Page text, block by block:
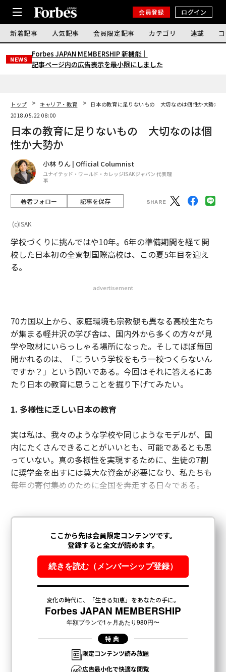
会員登録 ログイン
新着記事 人気記事 会員限定記事 カテゴリ 連載
NEWS
Forbes JAPAN MEMBERSHIP 新機能｜
記事ページ内の広告表示を最小限にしました
トップ キャリア・教育
日本の教育に足りないもの 大切なのは個性か大勢か
2018.05.22 08:00
日本の教育に足りないもの 大切なのは個
性か大勢か
小林 りん | Official Columnist
ユナイテッド・ワールド・カレッジISAKジャパン 代表理
事
著者フォロー 記事を保存
(c)ISAK
学校づくりに挑んではや10年。6年の準備期間を経て開
校した日本初の全寮制国際高校は、この夏5年目を迎え
る。
advertisement
70カ国以上から、家庭環境も宗教観も異なる高校生たち
が集まる軽井沢の学び舎は、国内外から多くの方々が見
学や取材にいらっしゃる場所になった。そしてほぼ毎回
聞かれるのは、「こういう学校をもう一校つくらないん
ですか？」という問いである。今回はそれに答えるにあ
たり日本の教育に思うことを掘り下げてみたい。
1. 多様性に乏しい日本の教育
実は私は、我々のような学校や同じようなモデルが、国
内にたくさんできることがいいとも、可能であるとも思
っていない。真の多様性を実現するために、生徒の7割
に奨学金を出すには莫大な資金が必要になり、私たちも
毎年の寄付集めのために全国を奔走する日々である。